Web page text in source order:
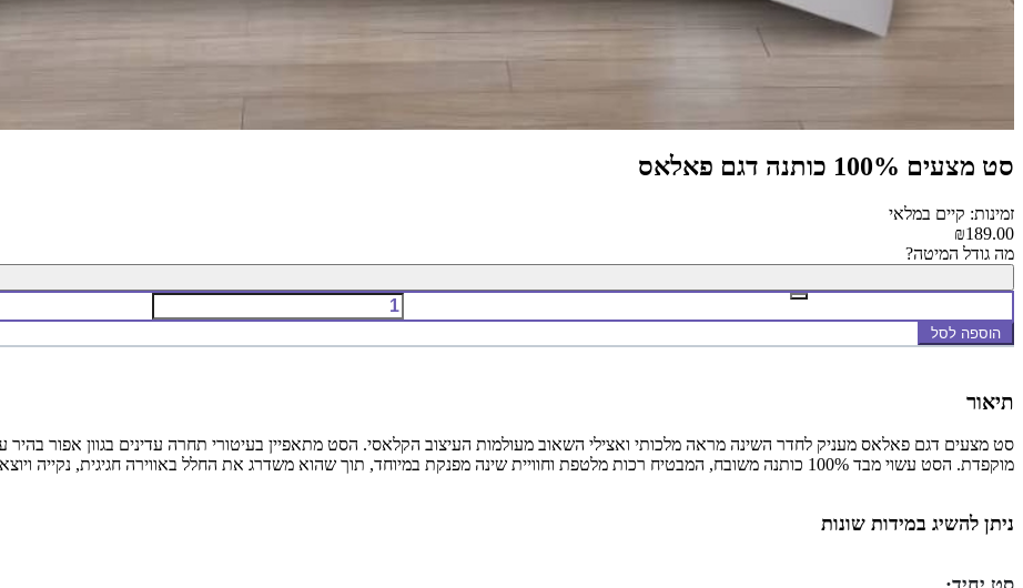
סט מצעים 100% כותנה דגם פאלאס
זמינות: קיים במלאי
₪189.00
מה גודל המיטה?
הוספה לסל
תיאור
סט מצעים דגם פאלאס מעניק לחדר השינה מראה מלכותי ואצילי השאוב מעולמות העיצוב הקלאסי. הסט מתאפיין בעיטורי תחרה עדינים בגוון אפור
מוקפדת. הסט עשוי מבד 100% כותנה משובח, המבטיח רכות מלטפת וחוויית שינה מפנקת במיוחד, תוך שהוא משדרג את החלל באווירה חגיגית, נקייה ויוצאת דופן.
ניתן להשיג במידות שונות